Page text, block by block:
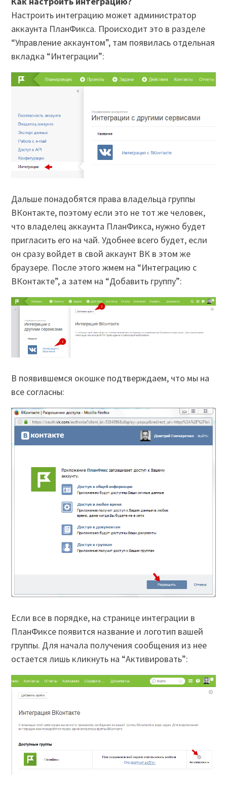
Настроить интеграцию может администратор
аккаунта ПланФикса. Происходит это в разделе
“Управление аккаунтом”, там появилась отдельная
вкладка “Интеграции”:
Дальше понадобятся права владельца группы
ВКонтакте, поэтому если это не тот же человек,
что владелец аккаунта ПланФикса, нужно будет
пригласить его на чай. Удобнее всего будет, если
он сразу войдет в свой аккаунт ВК в этом же
браузере. После этого жмем на “Интеграцию с
ВКонтакте”, а затем на “Добавить группу”:
В появившемся окошке подтверждаем, что мы на
все согласны:
Если все в порядке, на странице интеграции в
ПланФиксе появится название и логотип вашей
группы. Для начала получения сообщения из нее
остается лишь кликнуть на “Активировать”: